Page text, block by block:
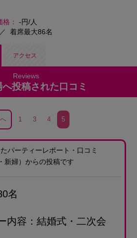
格
-円/人
／ 着席最大86名
アクセス
へ投稿された口コミ
1 3 4 5
パーティーレポート・口コミ
新婦） からの投稿です
名
内容 結婚式・二次会